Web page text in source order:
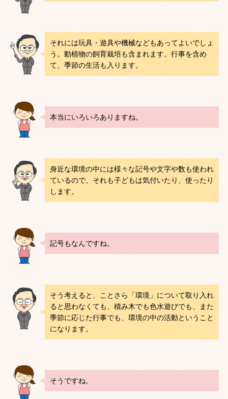
それには玩具・遊具や機械などもあってよいでしょ
う。動植物の飼育栽培も含まれます。行事を含め
て、季節の生活も入ります。
本当にいろいろありますね。
身近な環境の中には様々な記号や文字や数も使われ
ているので、それも子どもは気付いたり、使ったり
します。
記号もなんですね。
そう考えると、ことさら「環境」について取り入れ
ると思わなくても、積み木でも色水遊びでも、また
季節に応じた行事でも、環境の中の活動ということ
になります。
そうですね。